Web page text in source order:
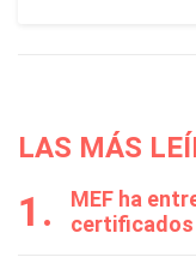
LAS MÁS
MEF ha
certificados